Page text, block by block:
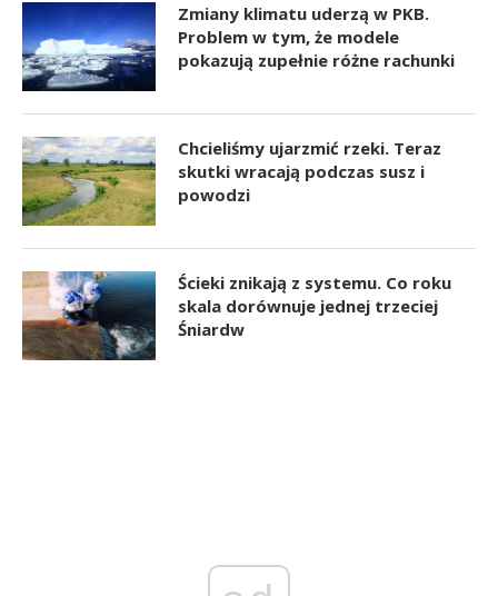
Zmiany klimatu uderzą w PKB.
Problem w tym, że modele
pokazują zupełnie różne rachunki
Chcieliśmy ujarzmić rzeki. Teraz
skutki wracają podczas susz i
powodzi
Ścieki znikają z systemu. Co roku
skala dorównuje jednej trzeciej
Śniardw